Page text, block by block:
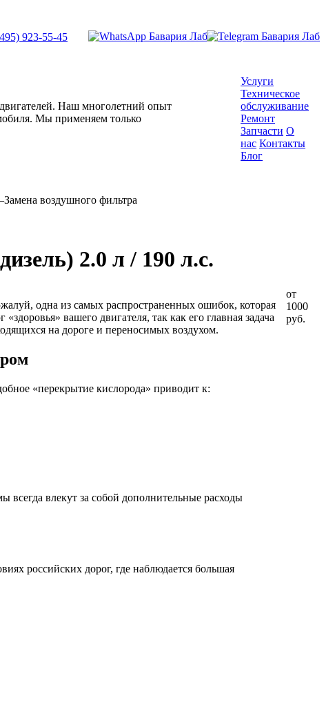
923-55-45
Наш многолетний опыт
Мы применяем только
Услуги
Техническое
обслуживание
Ремонт
Запчасти О
нас Контакты
Блог
Замена воздушного фильтра
2.0 л / 190 л.с.
одна из самых распространенных ошибок, которая
вашего двигателя, так как его главная задача
на дороге и переносимых воздухом.
«перекрытие кислорода» приводит к:
влекут за собой дополнительные расходы
российских дорог, где наблюдается большая
от
1000
руб.